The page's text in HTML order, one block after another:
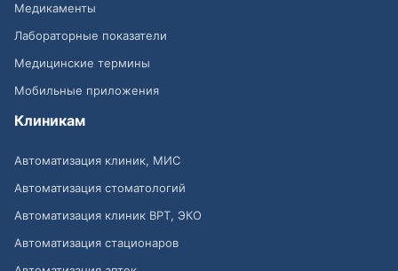
Медикаменты
Лабораторные показатели
Медицинские термины
Мобильные приложения
Клиникам
Автоматизация клиник, МИС
Автоматизация стоматологий
Автоматизация клиник ВРТ, ЭКО
Автоматизация стационаров